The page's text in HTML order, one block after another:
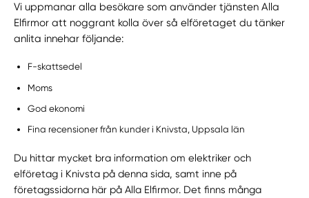
Vi uppmanar alla besökare som använder tjänsten Alla
Elfirmor att noggrant kolla över så elföretaget du tänker
anlita innehar följande:
F-skattsedel
Moms
God ekonomi
Fina recensioner från kunder i Knivsta, Uppsala län
Du hittar mycket bra information om elektriker och
elföretag i Knivsta på denna sida, samt inne på
företagssidorna här på Alla Elfirmor. Det finns många